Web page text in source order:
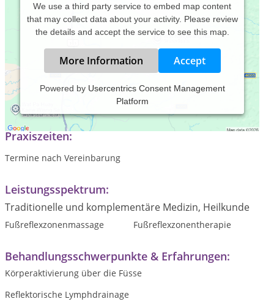
We use a third party service to embed map content
that may collect data about your activity. Please review
the details and accept the service to see this map.
More Information Accept
Powered by Usercentrics Consent Management
Platform
Fussreflexzonentherapie, krankenkassenanerkannt (EMR)
Praxiszeiten:
Termine nach Vereinbarung
Leistungsspektrum:
Traditionelle und komplementäre Medizin, Heilkunde
Fußreflexzonenmassage Fußreflexzonentherapie
Behandlungsschwerpunkte & Erfahrungen:
Körperaktivierung über die Füsse
Reflektorische Lymphdrainage